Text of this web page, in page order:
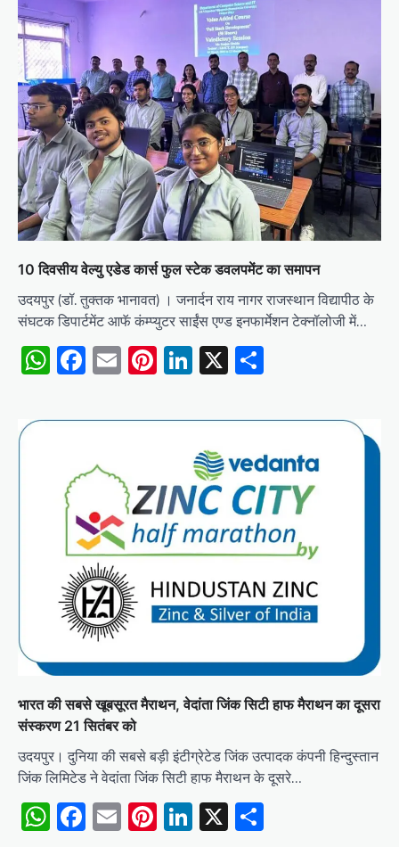
10 दिवसीय वेल्यु एडेड कार्स फुल स्टेक डवलपमेंट का समापन
उदयपुर (डॉ. तुक्तक भानावत) । जनार्दन राय नागर राजस्थान विद्यापीठ के
संघटक डिपार्टमेंट आफॅ कंम्प्युटर साईंस एण्ड इनफार्मेशन टेक्नॉलोजी में…
WhatsApp
Facebook
EmailPinterest
LinkedIn
X
भारत की सबसे खूबसूरत मैराथन, वेदांता जिंक सिटी हाफ मैराथन का दूसरा
संस्करण 21 सितंबर को
उदयपुर। दुनिया की सबसे बड़ी इंटीग्रेटेड जिंक उत्पादक कंपनी हिन्दुस्तान
जिंक लिमिटेड ने वेदांता जिंक सिटी हाफ मैराथन के दूसरे…
WhatsApp
Facebook
EmailPinterest
LinkedIn
X